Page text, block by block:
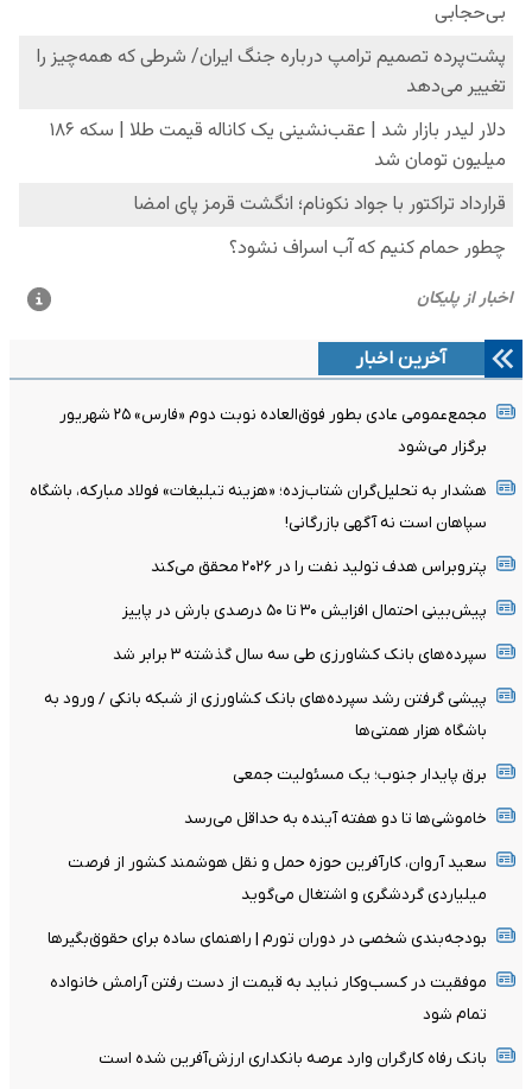
آخرین اخبار
مجمع‌عمومی عادی بطور فوق‌العاده نوبت دوم «فارس» ۲۵ شهریور
برگزار می‌شود
هشدار به تحلیل‌گران شتاب‌زده؛ «هزینه تبلیغات» فولاد مبارکه، باشگاه
سپاهان است نه آگهی بازرگانی!
پتروبراس هدف تولید نفت را در ۲۰۲۶ محقق می‌کند
پیش‌بینی احتمال افزایش ۳۰ تا ۵۰ درصدی بارش در پاییز
سپرده‌های بانک کشاورزی طی سه سال گذشته ۳ برابر شد
پیشی گرفتن رشد سپرده‌های بانک کشاورزی از شبکه بانکی / ورود به
باشگاه هزار همتی‌ها
برق پایدار جنوب؛ یک مسئولیت جمعی
خاموشی‌ها تا دو هفته آینده به حداقل می‌رسد
سعید آروان، کارآفرین حوزه حمل و نقل هوشمند کشور از فرصت
میلیاردی گردشگری و اشتغال می‌گوید
بودجه‌بندی شخصی در دوران تورم | راهنمای ساده برای حقوق‌بگیرها
موفقیت در کسب‌وکار نباید به قیمت از دست رفتن آرامش خانواده
تمام شود
بانک رفاه کارگران وارد عرصه بانکداری ارزش‌آفرین شده است